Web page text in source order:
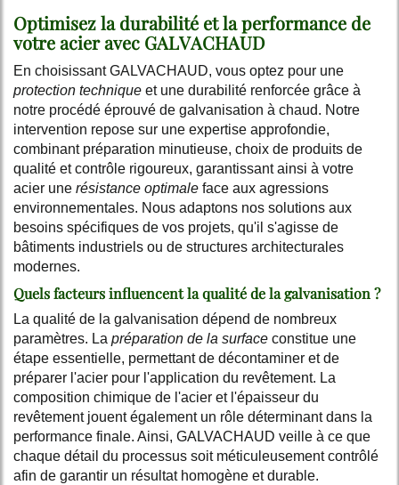
Optimisez la durabilité et la performance de
votre acier avec GALVACHAUD
En choisissant GALVACHAUD, vous optez pour une
protection technique et une durabilité renforcée grâce à
notre procédé éprouvé de galvanisation à chaud. Notre
intervention repose sur une expertise approfondie,
combinant préparation minutieuse, choix de produits de
qualité et contrôle rigoureux, garantissant ainsi à votre
acier une résistance optimale face aux agressions
environnementales. Nous adaptons nos solutions aux
besoins spécifiques de vos projets, qu'il s'agisse de
bâtiments industriels ou de structures architecturales
modernes.
Quels facteurs influencent la qualité de la galvanisation ?
La qualité de la galvanisation dépend de nombreux
paramètres. La préparation de la surface constitue une
étape essentielle, permettant de décontaminer et de
préparer l'acier pour l'application du revêtement. La
composition chimique de l'acier et l'épaisseur du
revêtement jouent également un rôle déterminant dans la
performance finale. Ainsi, GALVACHAUD veille à ce que
chaque détail du processus soit méticuleusement contrôlé
afin de garantir un résultat homogène et durable.